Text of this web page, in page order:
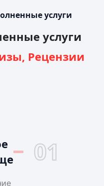
услуги
услуги
Рецензии
01